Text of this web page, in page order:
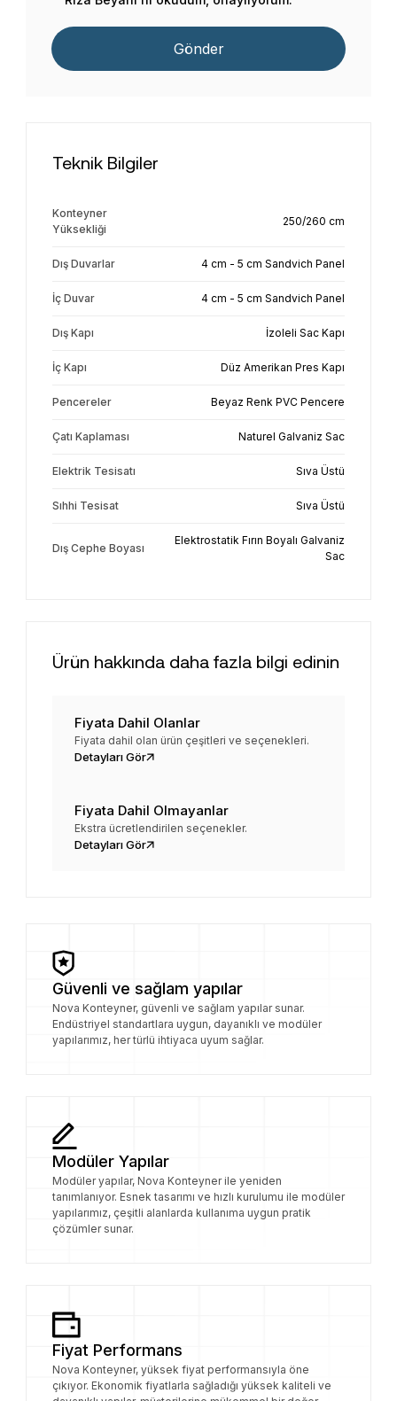
Gönder
Teknik Bilgiler
Konteyner
Yüksekliği
250/260 cm
Dış Duvarlar 4 cm - 5 cm Sandvich Panel
İç Duvar 4 cm - 5 cm Sandvich Panel
Dış Kapı İzoleli Sac Kapı
İç Kapı Düz Amerikan Pres Kapı
Pencereler Beyaz Renk PVC Pencere
Çatı Kaplaması Naturel Galvaniz Sac
Elektrik Tesisatı Sıva Üstü
Sıhhi Tesisat Sıva Üstü
Dış Cephe Boyası
Elektrostatik Fırın Boyalı Galvaniz
Sac
Ürün hakkında daha fazla bilgi edinin
Fiyata Dahil Olanlar
Fiyata dahil olan ürün çeşitleri ve seçenekleri.
Detayları Gör
Fiyata Dahil Olmayanlar
Ekstra ücretlendirilen seçenekler.
Detayları Gör
Güvenli ve sağlam yapılar
Nova Konteyner, güvenli ve sağlam yapılar sunar.
Endüstriyel standartlara uygun, dayanıklı ve modüler
yapılarımız, her türlü ihtiyaca uyum sağlar.
Modüler Yapılar
Modüler yapılar, Nova Konteyner ile yeniden
tanımlanıyor. Esnek tasarımı ve hızlı kurulumu ile modüler
yapılarımız, çeşitli alanlarda kullanıma uygun pratik
çözümler sunar.
Fiyat Performans
Nova Konteyner, yüksek fiyat performansıyla öne
çıkıyor. Ekonomik fiyatlarla sağladığı yüksek kaliteli ve